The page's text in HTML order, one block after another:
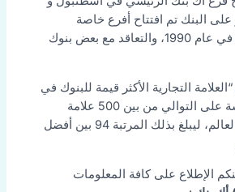
على البنك تم افتتاح أفرع خاصة
بالمواطنين العاديين في عام 1990، والتعاقد مع بعض بنوك
التجارية الأكثر قيمة للبنوك في
تركيا” للمرة السادسة على التوالي من بين 500 علامة
مصرفية قيمة حول العالم، ليبلغ بذلك المرتبة 94 بين أفضل
الإطلاع على كافة المعلومات